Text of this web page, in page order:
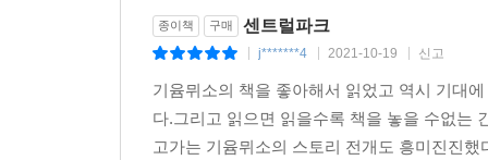
종이책 구매 센트럴파크
j*******4 2021-10-19 신고
기윰뮈소의 책을 좋아해서 읽었고 역시 기대
다.그리고 읽으면 읽을수록 책을 놓을 수없는
고가는 기윰뮈소의 스토리 전개도 흥미진진